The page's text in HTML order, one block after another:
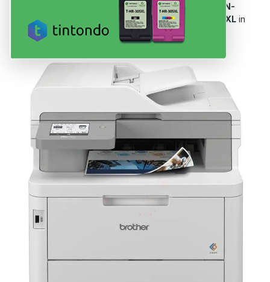
Dein Drucker nutzt Patronen der Serie TN-248, TN-
248 XL, DR-248CL, TN-249, TN-248 / TN-248 XL in
Black, Cyan, Magenta, Yellow